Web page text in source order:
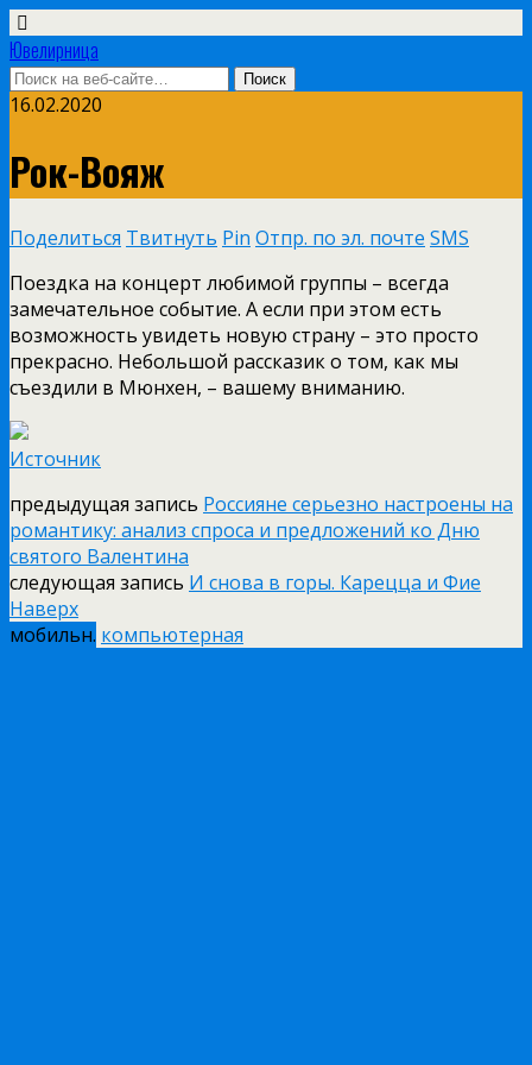
Ювелирница
16.02.2020
Рок-Вояж
Поделиться Твитнуть Pin Отпр. по эл. почте SMS
Поездка на концерт любимой группы – всегда
замечательное событие. А если при этом есть
возможность увидеть новую страну – это просто
прекрасно. Небольшой рассказик о том, как мы
съездили в Мюнхен, – вашему вниманию.
Источник
предыдущая запись Россияне серьезно настроены на
романтику: анализ спроса и предложений ко Дню
святого Валентина
следующая запись И снова в горы. Карецца и Фие
Наверх
мобильн. компьютерная